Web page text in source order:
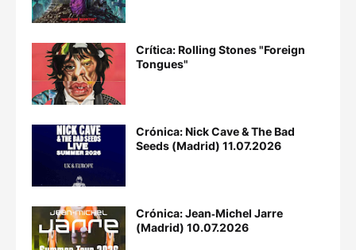
Crítica: Rolling Stones "Foreign
Tongues"
Crónica: Nick Cave & The Bad
Seeds (Madrid) 11.07.2026
Crónica: Jean‐Michel Jarre
(Madrid) 10.07.2026